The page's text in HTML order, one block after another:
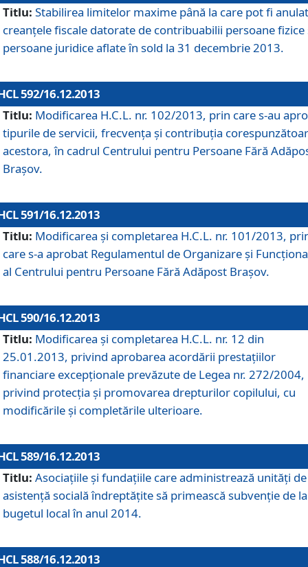
Titlu: Stabilirea limitelor maxime până la care pot fi
creanţele fiscale datorate de contribuabilii persoane fizice
persoane juridice aflate în sold la 31 decembrie 2013.
592/16.12.2013
Titlu: Modificarea H.C.L. nr. 102/2013, prin care s-au
tipurile de servicii, frecvenţa şi contribuţia
acestora, în cadrul Centrului pentru Persoane Fără
Braşov.
591/16.12.2013
Titlu: Modificarea şi completarea H.C.L. nr. 101/2013,
care s-a aprobat Regulamentul de Organizare şi
al Centrului pentru Persoane Fără Adăpost Braşov.
590/16.12.2013
Titlu: Modificarea şi completarea H.C.L. nr. 12 din
25.01.2013, privind aprobarea acordării prestaţiilor
financiare excepţionale prevăzute de Legea nr. 272/2004,
privind protecţia şi promovarea drepturilor copilului, cu
modificările şi completările ulterioare.
589/16.12.2013
Titlu: Asociaţiile şi fundaţiile care administrează unităţi de
asistenţă socială îndreptăţite să primească subvenţie de la
bugetul local în anul 2014.
588/16.12.2013